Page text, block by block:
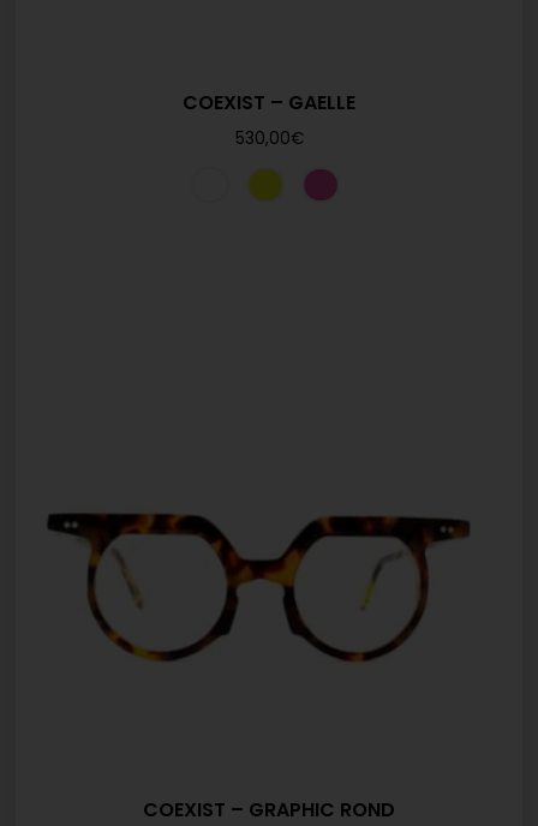
COEXIST – GAELLE
530,00€
COEXIST – GRAPHIC ROND